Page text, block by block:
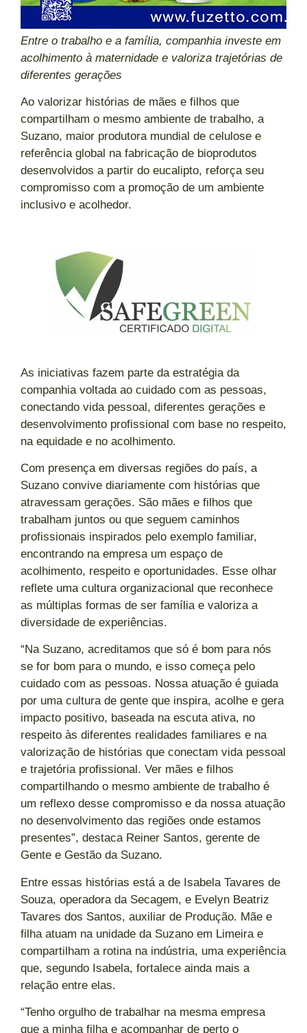
Entre o trabalho e a família, companhia investe em
acolhimento à maternidade e valoriza trajetórias de
diferentes gerações
Ao valorizar histórias de mães e filhos que
compartilham o mesmo ambiente de trabalho, a
Suzano, maior produtora mundial de celulose e
referência global na fabricação de bioprodutos
desenvolvidos a partir do eucalipto, reforça seu
compromisso com a promoção de um ambiente
inclusivo e acolhedor.
As iniciativas fazem parte da estratégia da
companhia voltada ao cuidado com as pessoas,
conectando vida pessoal, diferentes gerações e
desenvolvimento profissional com base no respeito,
na equidade e no acolhimento.
Com presença em diversas regiões do país, a
Suzano convive diariamente com histórias que
atravessam gerações. São mães e filhos que
trabalham juntos ou que seguem caminhos
profissionais inspirados pelo exemplo familiar,
encontrando na empresa um espaço de
acolhimento, respeito e oportunidades. Esse olhar
reflete uma cultura organizacional que reconhece
as múltiplas formas de ser família e valoriza a
diversidade de experiências.
“Na Suzano, acreditamos que só é bom para nós
se for bom para o mundo, e isso começa pelo
cuidado com as pessoas. Nossa atuação é guiada
por uma cultura de gente que inspira, acolhe e gera
impacto positivo, baseada na escuta ativa, no
respeito às diferentes realidades familiares e na
valorização de histórias que conectam vida pessoal
e trajetória profissional. Ver mães e filhos
compartilhando o mesmo ambiente de trabalho é
um reflexo desse compromisso e da nossa atuação
no desenvolvimento das regiões onde estamos
presentes”, destaca Reiner Santos, gerente de
Gente e Gestão da Suzano.
Entre essas histórias está a de Isabela Tavares de
Souza, operadora da Secagem, e Evelyn Beatriz
Tavares dos Santos, auxiliar de Produção. Mãe e
filha atuam na unidade da Suzano em Limeira e
compartilham a rotina na indústria, uma experiência
que, segundo Isabela, fortalece ainda mais a
relação entre elas.
“Tenho orgulho de trabalhar na mesma empresa
que a minha filha e acompanhar de perto o